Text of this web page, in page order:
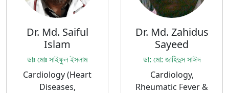
Dr. Md. Saiful
Islam
ডাঃ মোঃ সাইফুল ইসলাম
Cardiology (Heart
Diseases,
Dr. Md. Zahidus
Sayeed
ডা: মো: জাহিদুস সাঈদ
Cardiology,
Rheumatic Fever &